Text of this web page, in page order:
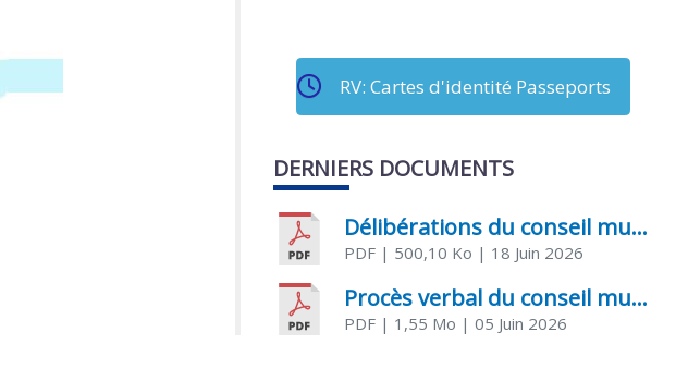
RV: Cartes d'identité Passeports
DERNIERS DOCUMENTS
Délibérations du conseil municipal du 18 juin 2026
PDF | 500,10 Ko | 18 Juin 2026
Procès verbal du conseil municipal du 05 juin 2026
PDF | 1,55 Mo | 05 Juin 2026